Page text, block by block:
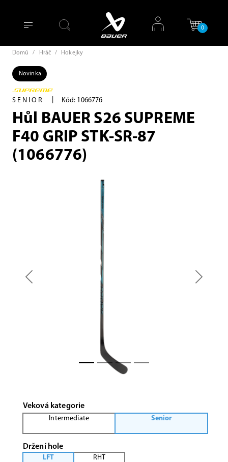
0
Domů / Hráč / Hokejky
Novinka
SENIOR Kód: 1066776
Hůl BAUER S26 SUPREME
F40 GRIP STK-SR-87
(1066776)
Previous Next
Veková kategorie
Intermediate Senior
Držení hole
LFT RHT